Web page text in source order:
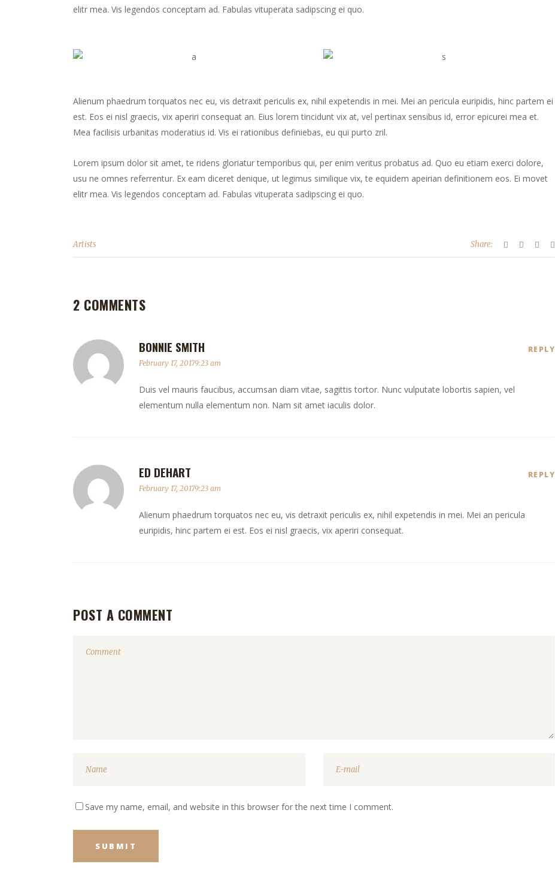
elitr mea. Vis legendos conceptam ad. Fabulas vituperata sadipscing ei quo.
Alienum phaedrum torquatos nec eu, vis detraxit periculis ex, nihil expetendis in mei. Mei an pericula euripidis, hinc partem ei
est. Eos ei nisl graecis, vix aperiri consequat an. Eius lorem tincidunt vix at, vel pertinax sensibus id, error epicurei mea et.
Mea facilisis urbanitas moderatius id. Vis ei rationibus definiebas, eu qui purto zril.
Lorem ipsum dolor sit amet, te ridens gloriatur temporibus qui, per enim veritus probatus ad. Quo eu etiam exerci dolore,
usu ne omnes referrentur. Ex eam diceret denique, ut legimus similique vix, te equidem apeirian definitionem eos. Ei movet
elitr mea. Vis legendos conceptam ad. Fabulas vituperata sadipscing ei quo.
Artists Share:
2 COMMENTS
BONNIE SMITH REPLY
February 17, 20179:23 am
Duis vel mauris faucibus, accumsan diam vitae, sagittis tortor. Nunc vulputate lobortis sapien, vel
elementum nulla elementum non. Nam sit amet iaculis dolor.
ED DEHART REPLY
February 17, 20179:23 am
Alienum phaedrum torquatos nec eu, vis detraxit periculis ex, nihil expetendis in mei. Mei an pericula
euripidis, hinc partem ei est. Eos ei nisl graecis, vix aperiri consequat.
POST A COMMENT
Save my name, email, and website in this browser for the next time I comment.